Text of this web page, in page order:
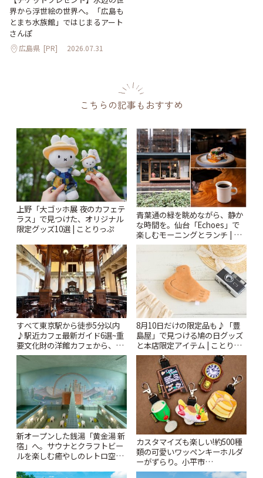
界から浮世絵の世界へ。「広島も
とまち水族館」ではじまるアート
さんぽ
広島県 [PR] 2026.07.31
こちらの記事もおすすめ
上野「大ゴッホ展 夜のカフェテ
ラス」で見つけた、オリジナル
限定グッズ10選 | ことりっぷ
青葉通の緑を眺めながら、静か
な時間を。仙台「Echoes」で
楽しむモーニングとランチ | こ
とりっぷ
すべて東京駅から徒歩5分以内
♪駅近カフェ最新ガイド6選~重
要文化財の洋館カフェから、改
札すぐのレトロ喫茶まで~ | こと
8月10日だけの限定品も♪「豊
島屋」で見つける鳩の日グッズ
と本店限定アイテム | ことりっ
ぷ
新オープンした銭湯「黄金湯 新
宿」へ。サウナとクラフトビー
ルを楽しむ癒やしのレトロ空間
カスタマイズも楽しい!約500種
類の可愛いワッペンキーホルダ
ーがずらり。小平市
「Kimamaya T&K」 | ことりっ